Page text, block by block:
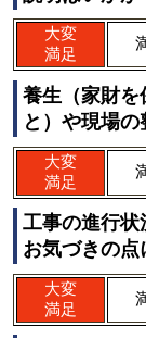
大変
満足
養生（家財を
と）や現場
大変
満足
工事の進行状
お気づきの点
大変
満足